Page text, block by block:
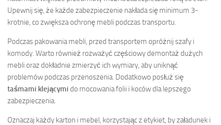
Upewnij się, że każde zabezpieczenie nakłada się minimum 3-
krotnie, co zwiększa ochronę mebli podczas transportu.
Podczas pakowania mebli, przed transportem opróżnij szafy i
komody. Warto również rozważyć częściowy demontaż dużych
mebli oraz dokładnie zmierzyć ich wymiary, aby uniknąć
problemów podczas przenoszenia. Dodatkowo posłuż się
taśmami klejącymi do mocowania folii i koców dla lepszego
zabezpieczenia.
Oznaczaj każdy karton i mebel, korzystając z etykiet, by załadunek i